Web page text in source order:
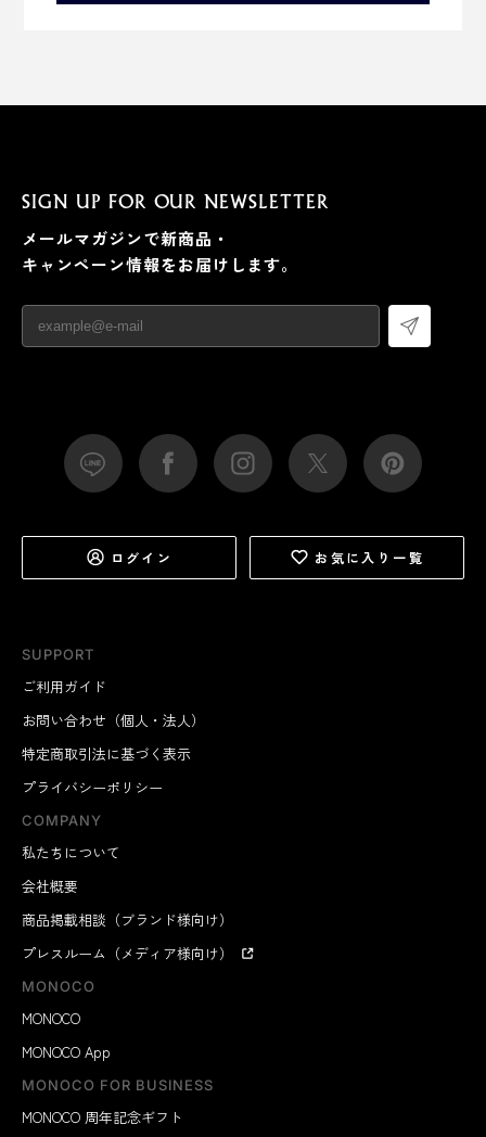
SUPPORT
ご利用ガイド
お問い合わせ（個人・法人）
特定商取引法に基づく表示
プライバシーポリシー
COMPANY
私たちについて
会社概要
商品掲載相談（ブランド様向け）
プレスルーム（メディア様向け）
MONOCO
MONOCO
MONOCO App
MONOCO FOR BUSINESS
MONOCO 周年記念ギフト
SIGN UP FOR OUR NEWSLETTER
メールマガジンで新商品・
キャンペーン情報をお届けします。
ログイン お気に入り一覧